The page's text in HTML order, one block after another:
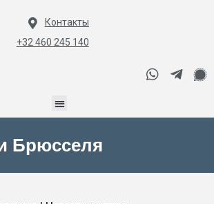
Контакты
+32 460 245 140
Брюсселя